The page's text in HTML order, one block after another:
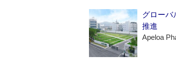
グローバ
推進
Apeloa